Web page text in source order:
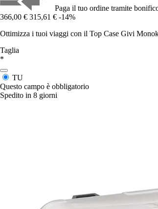
Paga il tuo ordine tramite
366,00 € 315,61 € -14%
Ottimizza i tuoi viaggi con il Top Case Givi
Taglia
*
TU
Questo campo è obbligatorio
Spedito in 8 giorni